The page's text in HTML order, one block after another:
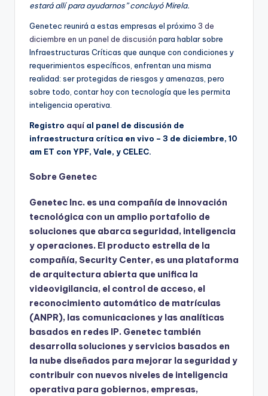
estará allí para ayudarnos” concluyó Mirela.
Genetec reunirá a estas empresas el próximo 3 de
diciembre en un panel de discusión para hablar sobre
Infraestructuras Críticas que aunque con condiciones y
requerimientos específicos, enfrentan una misma
realidad: ser protegidas de riesgos y amenazas, pero
sobre todo, contar hoy con tecnología que les permita
inteligencia operativa.
Registro aquí al panel de discusión de
infraestructura crítica en vivo – 3 de diciembre, 10
am ET con YPF, Vale, y CELEC.
Sobre Genetec
Genetec Inc. es una compañía de innovación
tecnológica con un amplio portafolio de
soluciones que abarca seguridad, inteligencia
y operaciones. El producto estrella de la
compañía, Security Center, es una plataforma
de arquitectura abierta que unifica la
videovigilancia, el control de acceso, el
reconocimiento automático de matrículas
(ANPR), las comunicaciones y las analíticas
basados en redes IP. Genetec también
desarrolla soluciones y servicios basados en
la nube diseñados para mejorar la seguridad y
contribuir con nuevos niveles de inteligencia
operativa para gobiernos, empresas,